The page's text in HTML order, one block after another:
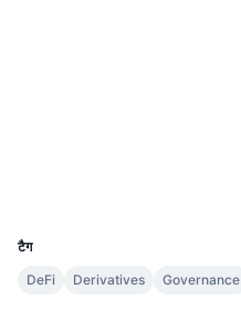
टैग
DeFi
Derivatives Governance